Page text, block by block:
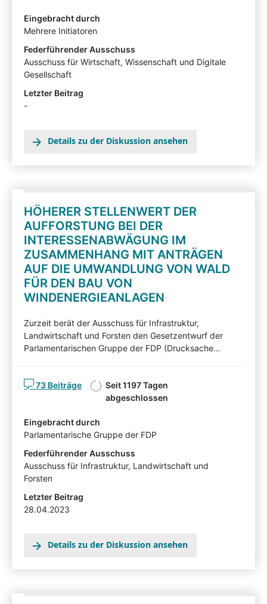
von Sachverständigen, Interessensvertretern und
anderen Auskunftspersonen im Rahmen eines
Anhörungsverfahrens eingereichten Stellungnahmen
können mit Zustimmung der Anzuhörenden hier in der
Beteiligtentransparenzdokumentation eingesehen
Eingebracht durch
Mehrere Initiatoren
Federführender Ausschuss
Ausschuss für Wirtschaft, Wissenschaft und Digitale
Gesellschaft
Letzter Beitrag
-
Details zu der Diskussion ansehen
HÖHERER STELLENWERT DER
AUFFORSTUNG BEI DER
INTERESSENABWÄGUNG IM
ZUSAMMENHANG MIT ANTRÄGEN
AUF DIE UMWANDLUNG VON WALD
FÜR DEN BAU VON
WINDENERGIEANLAGEN
Zurzeit berät der Ausschuss für Infrastruktur,
Landwirtschaft und Forsten den Gesetzentwurf der
Parlamentarischen Gruppe der FDP (Drucksache
Ihren Erläuterungen oder Ihrer Kritik können Sie Einfluss
auf die Arbeit des Ausschusses für Infrastruktur,
wichtige Gesichtspunkte hinweisen. Die von
Sachverständigen, Interessensvertretern und anderen
Auskunftspersonen im Rahmen eines
Anhörungsverfahrens eingereichten Stellungnahmen
können mit Zustimmung der Angehörten in der
werden: hier
73 Beiträge
Seit 1197 Tagen
abgeschlossen
Eingebracht durch
Parlamentarische Gruppe der FDP
Federführender Ausschuss
Ausschuss für Infrastruktur, Landwirtschaft und
Forsten
Letzter Beitrag
28.04.2023
Details zu der Diskussion ansehen